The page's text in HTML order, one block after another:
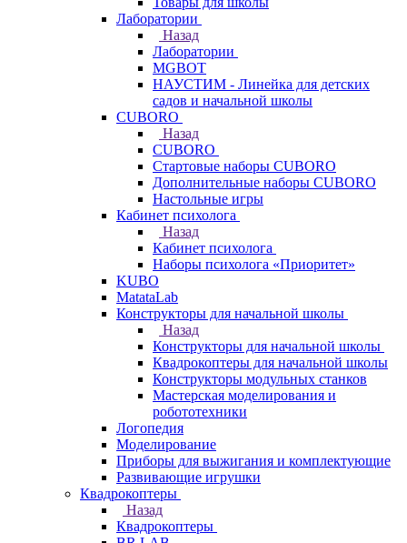
Лаборатории
Назад
Лаборатории
MGBOT
НАУСТИМ - Линейка для детских
садов и начальной школы
CUBORO
Назад
CUBORO
Стартовые наборы CUBORO
Дополнительные наборы CUBORO
Настольные игры
Кабинет психолога
Назад
Кабинет психолога
Наборы психолога «Приоритет»
KUBO
MatataLab
Конструкторы для начальной школы
Назад
Конструкторы для начальной школы
Квадрокоптеры для начальной школы
Конструкторы модульных станков
Мастерская моделирования и
робототехники
Логопедия
Моделирование
Приборы для выжигания и комплектующие
Развивающие игрушки
Квадрокоптеры
Назад
Квадрокоптеры